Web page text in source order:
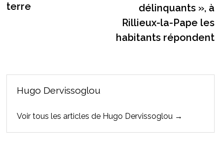
terre
délinquants », à
Rillieux-la-Pape les
habitants répondent
Hugo Dervissoglou
Voir tous les articles de Hugo Dervissoglou →